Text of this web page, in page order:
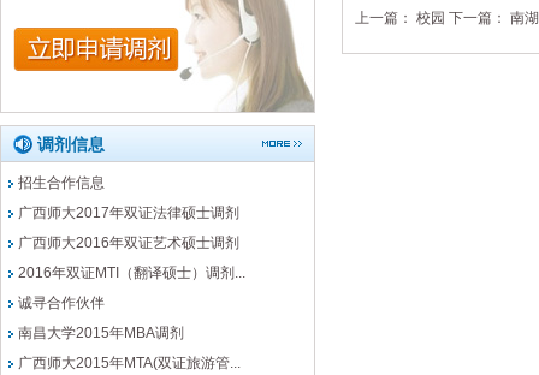
调剂信息
招生合作信息
广西师大2017年双证法律硕士调剂
广西师大2016年双证艺术硕士调剂
2016年双证MTI（翻译硕士）调剂...
诚寻合作伙伴
南昌大学2015年MBA调剂
广西师大2015年MTA(双证旅游管...
上一篇： 校园 下一篇： 南